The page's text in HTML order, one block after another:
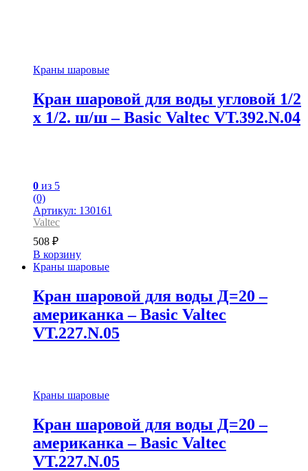
Краны шаровые
Кран шаровой для воды угловой 1/2
x 1/2. ш/ш – Basic Valtec VT.392.N.04
0 из 5
(0)
Артикул: 130161
Valtec
508 ₽
В корзину
Краны шаровые
Кран шаровой для воды Д=20 –
американка – Basic Valtec
VT.227.N.05
Краны шаровые
Кран шаровой для воды Д=20 –
американка – Basic Valtec
VT.227.N.05